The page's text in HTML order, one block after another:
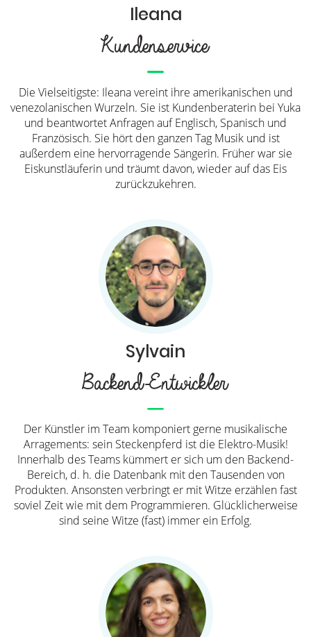
Ileana
Kundenservice
Die Vielseitigste: Ileana vereint ihre amerikanischen und
venezolanischen Wurzeln. Sie ist Kundenberaterin bei Yuka
und beantwortet Anfragen auf Englisch, Spanisch und
Französisch. Sie hört den ganzen Tag Musik und ist
außerdem eine hervorragende Sängerin. Früher war sie
Eiskunstläuferin und träumt davon, wieder auf das Eis
zurückzukehren.
Sylvain
Backend-Entwickler
Der Künstler im Team komponiert gerne musikalische
Arragements: sein Steckenpferd ist die Elektro-Musik!
Innerhalb des Teams kümmert er sich um den Backend-
Bereich, d. h. die Datenbank mit den Tausenden von
Produkten. Ansonsten verbringt er mit Witze erzählen fast
soviel Zeit wie mit dem Programmieren. Glücklicherweise
sind seine Witze (fast) immer ein Erfolg.